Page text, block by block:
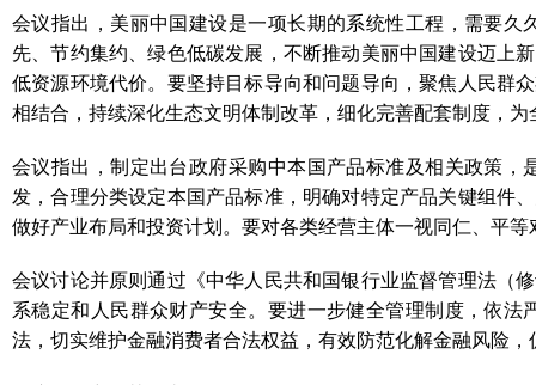
会议指出，美丽中国建设是一项长期的系统性工程，需要
先、节约集约、绿色低碳发展，不断推动美丽中国建设迈上
低资源环境代价。要坚持目标导向和问题导向，聚焦人民群
相结合，持续深化生态文明体制改革，细化完善配套制度，
会议指出，制定出台政府采购中本国产品标准及相关政策
发，合理分类设定本国产品标准，明确对特定产品关键组件
做好产业布局和投资计划。要对各类经营主体一视同仁、平
会议讨论并原则通过《中华人民共和国银行业监督管理法（
系稳定和人民群众财产安全。要进一步健全管理制度，依
法，切实维护金融消费者合法权益，有效防范化解金融风险